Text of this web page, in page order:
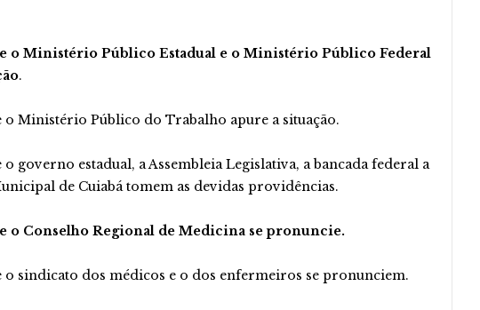
o Ministério Público Estadual e o Ministério Público Federal
.
o Ministério Público do Trabalho apure a situação.
governo estadual, a Assembleia Legislativa, a bancada federal a
de Cuiabá tomem as devidas providências.
o Conselho Regional de Medicina se pronuncie.
o sindicato dos médicos e o dos enfermeiros se pronunciem.